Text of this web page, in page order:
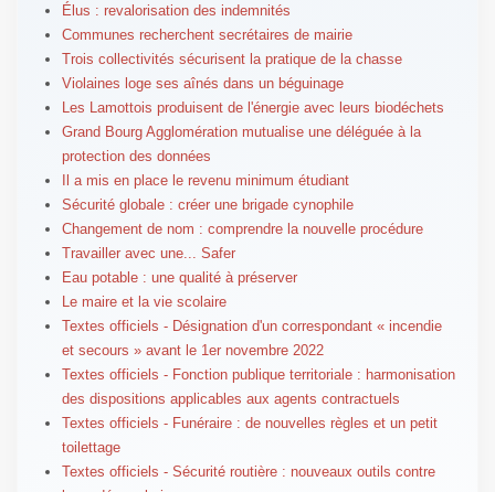
Élus : revalorisation des indemnités
Communes recherchent secrétaires de mairie
Trois collectivités sécurisent la pratique de la chasse
Violaines loge ses aînés dans un béguinage
Les Lamottois produisent de l'énergie avec leurs biodéchets
Grand Bourg Agglomération mutualise une déléguée à la
protection des données
Il a mis en place le revenu minimum étudiant
Sécurité globale : créer une brigade cynophile
Changement de nom : comprendre la nouvelle procédure
Travailler avec une... Safer
Eau potable : une qualité à préserver
Le maire et la vie scolaire
Textes officiels - Désignation d'un correspondant « incendie
et secours » avant le 1er novembre 2022
Textes officiels - Fonction publique territoriale : harmonisation
des dispositions applicables aux agents contractuels
Textes officiels - Funéraire : de nouvelles règles et un petit
toilettage
Textes officiels - Sécurité routière : nouveaux outils contre